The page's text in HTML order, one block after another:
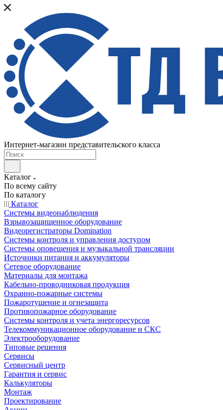
Интернет-магазин представительского класса
Каталог
По всему сайту
По каталогу
Каталог
Системы видеонаблюдения
Взрывозащищенное оборудование
Видеорегистраторы Domination
Системы контроля и управления доступом
Системы оповещения и музыкальной трансляции
Источники питания и аккумуляторы
Сетевое оборудование
Материалы для монтажа
Кабельно-проводниковая продукция
Охранно-пожарные системы
Пожаротушение и огнезащита
Противопожарное оборудование
Системы контроля и учета энергоресурсов
Телекоммуникационное оборудование и СКС
Электрооборудование
Типовые решения
Сервисы
Сервисный центр
Гарантия и сервис
Калькуляторы
Монтаж
Проектирование